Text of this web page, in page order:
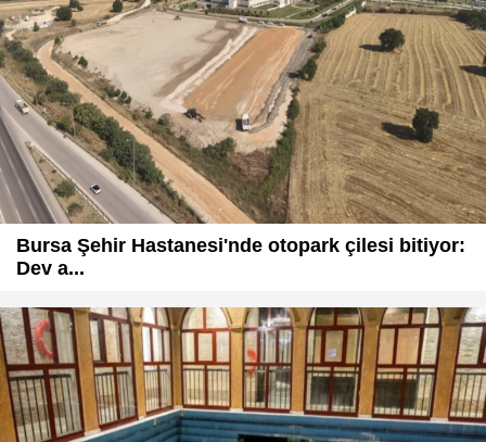
Bursa Şehir Hastanesi'nde otopark çilesi bitiyor:
Dev a...